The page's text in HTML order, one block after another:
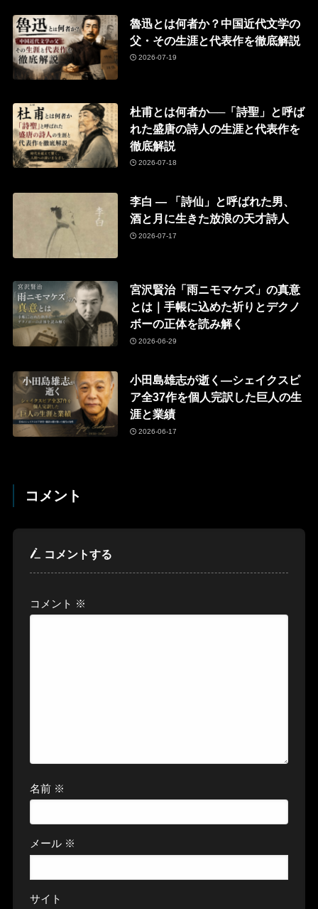
魯迅とは何者か？中国近代文学の
父・その生涯と代表作を徹底解説
2026-07-19
杜甫とは何者か──「詩聖」と呼ば
れた盛唐の詩人の生涯と代表作を
徹底解説
2026-07-18
李白 ― 「詩仙」と呼ばれた男、
酒と月に生きた放浪の天才詩人
2026-07-17
宮沢賢治「雨ニモマケズ」の真意
とは｜手帳に込めた祈りとデクノ
ボーの正体を読み解く
2026-06-29
小田島雄志が逝く―シェイクスピ
ア全37作を個人完訳した巨人の生
涯と業績
2026-06-17
コメント
コメントする
コメント ※
名前 ※
メール ※
サイト